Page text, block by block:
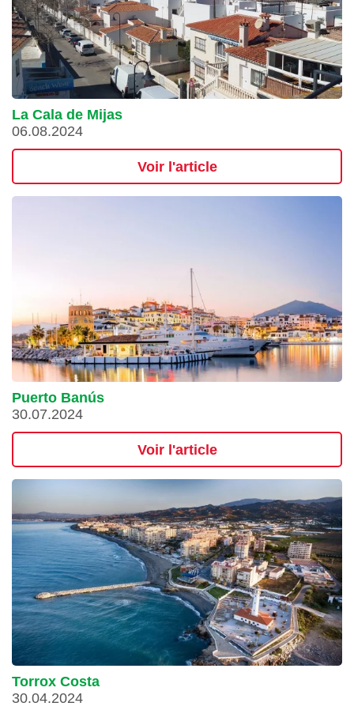
La Cala de Mijas
06.08.2024
Voir l'article
Puerto Banús
30.07.2024
Voir l'article
Torrox Costa
30.04.2024